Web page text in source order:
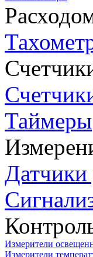
Таймеры
Датчики
Измерители
Измерители